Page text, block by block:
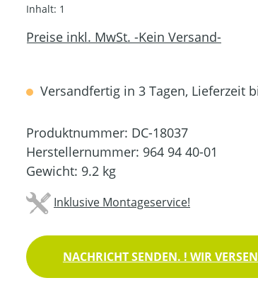
Inhalt: 1
Preise inkl. MwSt. -Kein Versand-
Versandfertig in 3 Tagen, Lieferzeit
Produktnummer: DC-18037
Herstellernummer: 964 94 40-01
Gewicht: 9.2 kg
Inklusive Montageservice!
NACHRICHT SENDEN. ! WIR